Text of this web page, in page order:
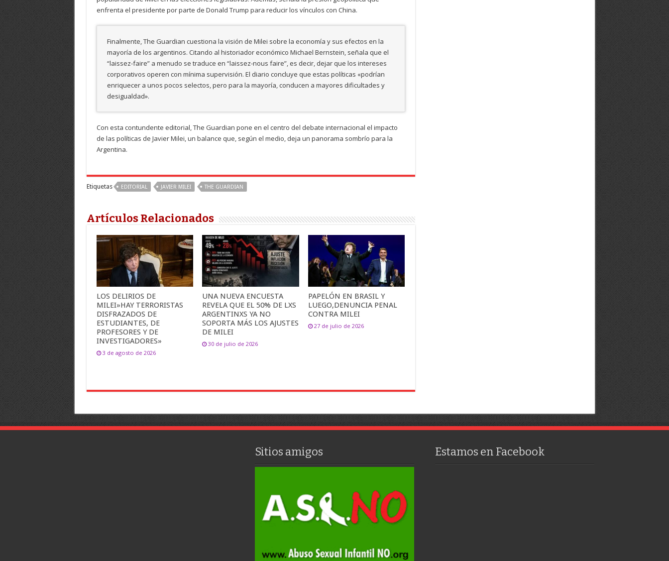
enfrenta el presidente por parte de Donald Trump para reducir los vínculos con China.
Finalmente, The Guardian cuestiona la visión de Milei sobre la economía y sus efectos en la
mayoría de los argentinos. Citando al historiador económico Michael Bernstein, señala que el
“laissez-faire” a menudo se traduce en “laissez-nous faire”, es decir, dejar que los intereses
corporativos operen con mínima supervisión. El diario concluye que estas políticas «podrían
enriquecer a unos pocos selectos, pero para la mayoría, conducen a mayores dificultades y
desigualdad».
Con esta contundente editorial, The Guardian pone en el centro del debate internacional el impacto
de las políticas de Javier Milei, un balance que, según el medio, deja un panorama sombrío para la
Argentina.
Etiquetas EDITORIAL JAVIER MILEI THE GUARDIAN
Artículos Relacionados
LOS DELIRIOS DE
MILEI»HAY TERRORISTAS
DISFRAZADOS DE
ESTUDIANTES, DE
PROFESORES Y DE
INVESTIGADORES»
3 de agosto de 2026
UNA NUEVA ENCUESTA
REVELA QUE EL 50% DE LXS
ARGENTINXS YA NO
SOPORTA MÁS LOS AJUSTES
DE MILEI
30 de julio de 2026
PAPELÓN EN BRASIL Y
LUEGO,DENUNCIA PENAL
CONTRA MILEI
27 de julio de 2026
Sitios amigos Estamos en Facebook